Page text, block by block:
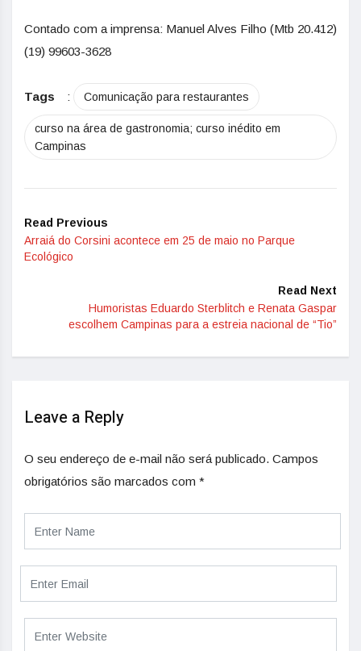
Contado com a imprensa: Manuel Alves Filho (Mtb 20.412)
(19) 99603-3628
Tags : Comunicação para restaurantes
curso na área de gastronomia; curso inédito em
Campinas
Read Previous
Arraiá do Corsini acontece em 25 de maio no Parque
Ecológico
Read Next
Humoristas Eduardo Sterblitch e Renata Gaspar
escolhem Campinas para a estreia nacional de “Tio”
Leave a Reply
O seu endereço de e-mail não será publicado. Campos
obrigatórios são marcados com *